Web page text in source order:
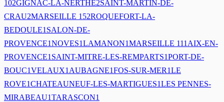
102GIGNAC-LA-NERTHE2SAINT-MARTIN-DE-
CRAU2MARSEILLE 152ROQUEFORT-LA-
BEDOULE1 SALON-DE-
PROVENCE1NOVES1LAMANON1MARSEILLE 111 AIX-EN-
PROVENCE1 SAINT-MITRE-LES-REMPARTS1PORT-DE-
BOUC1VELAUX1 AUBAGNE1FOS-SUR-MER1LE
ROVE1CHATEAUNEUF-LES-MARTIGUES1LES PENNES-
MIRABEAU1TARASCON1